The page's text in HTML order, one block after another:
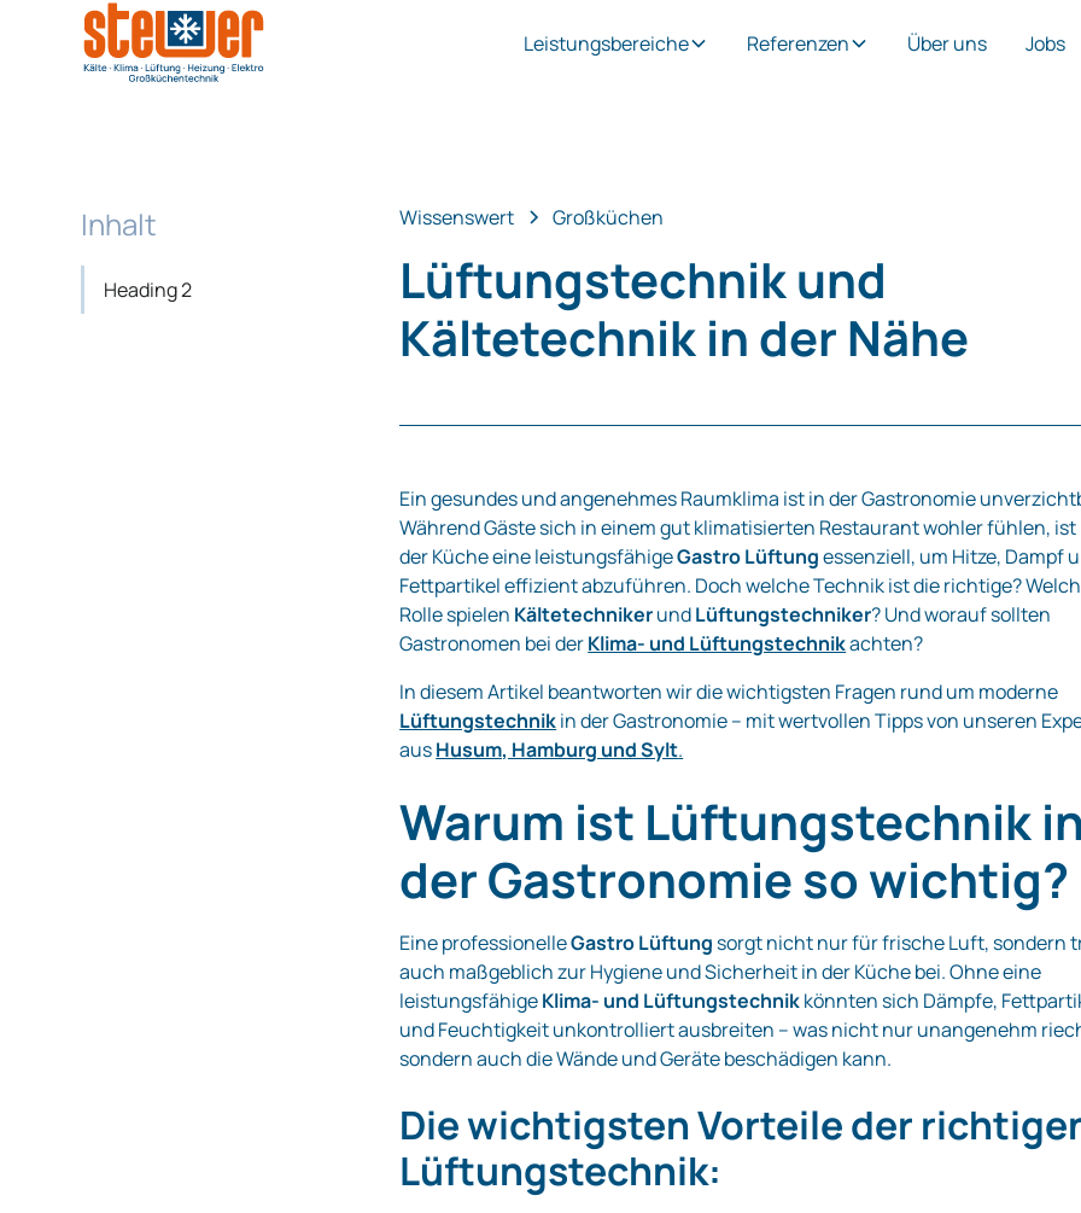
Leistungsbereiche Referenzen Über uns Jobs
Inhalt
Heading 2
Wissenswert Großküchen
Lüftungstechnik und
Kältetechnik in der Nähe
Ein gesundes und angenehmes Raumklima ist in der Gastronomie
Während Gäste sich in einem gut klimatisierten Restaurant wohler fühlen, ist
der Küche eine leistungsfähigeGastro Lüftungessenziell, um Hitze, Dampf
Fettpartikel effizient abzuführen. Doch welche Technik ist die richtige?
Rolle spielen KältetechnikerundLüftungstechniker? Und worauf sollten
Gastronomen bei derKlima- und Lüftungstechnikachten?
In diesem Artikel beantworten wir die wichtigsten Fragen rund um moderne
Lüftungstechnikin der Gastronomie – mit wertvollen Tipps von unseren
ausHusum, Hamburg und Sylt.
Warum ist Lüftungstechnik
der Gastronomie so wichtig?
Eine professionelleGastro Lüftung sorgt nicht nur für frische Luft, sondern
auch maßgeblich zur Hygiene und Sicherheit in der Küche bei. Ohne eine
leistungsfähigeKlima- und Lüftungstechnikkönnten sich Dämpfe,
und Feuchtigkeit unkontrolliert ausbreiten – was nicht nur unangenehm
sondern auch die Wände und Geräte beschädigen kann.
Die wichtigsten Vorteile der
Lüftungstechnik: